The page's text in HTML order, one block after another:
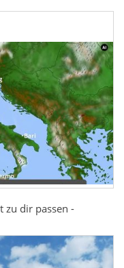
zu dir passen -